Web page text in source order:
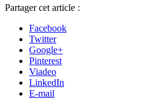
Partager cet article :
Facebook
Twitter
Google+
Pinterest
Viadeo
LinkedIn
E-mail